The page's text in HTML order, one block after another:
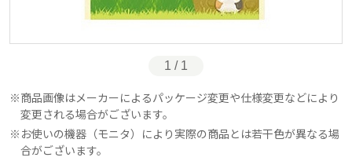
1 / 1
商品画像はメーカーによるパッケージ変更や仕様変更などにより
変更される場合がございます。
お使いの機器（モニタ）により実際の商品とは若干色が異なる場
合がございます。